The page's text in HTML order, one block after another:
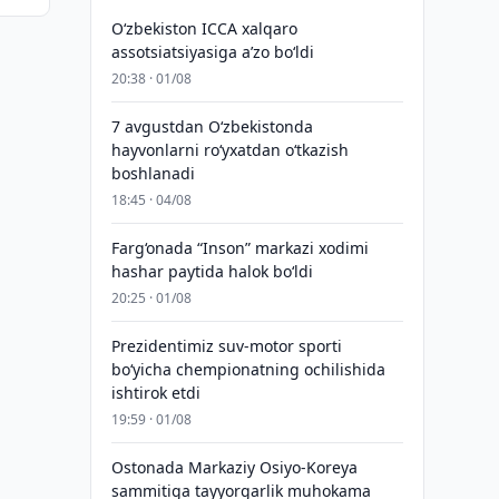
O‘zbekiston ICCA xalqaro
assotsiatsiyasiga aʼzo bo‘ldi
20:38 · 01/08
7 avgustdan O‘zbekistonda
hayvonlarni ro‘yxatdan o‘tkazish
boshlanadi
18:45 · 04/08
Farg‘onada “Inson” markazi xodimi
hashar paytida halok bo‘ldi
20:25 · 01/08
Prezidentimiz suv-motor sporti
bo‘yicha chempionatning ochilishida
ishtirok etdi
19:59 · 01/08
Ostonada Markaziy Osiyo-Koreya
sammitiga tayyorgarlik muhokama